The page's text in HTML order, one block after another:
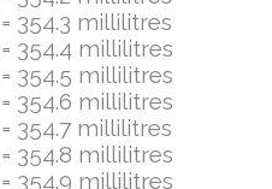
354.3 millilitres
354.4 millilitres
354.5 millilitres
354.6 millilitres
354.7 millilitres
354.8 millilitres
354.9 millilitres